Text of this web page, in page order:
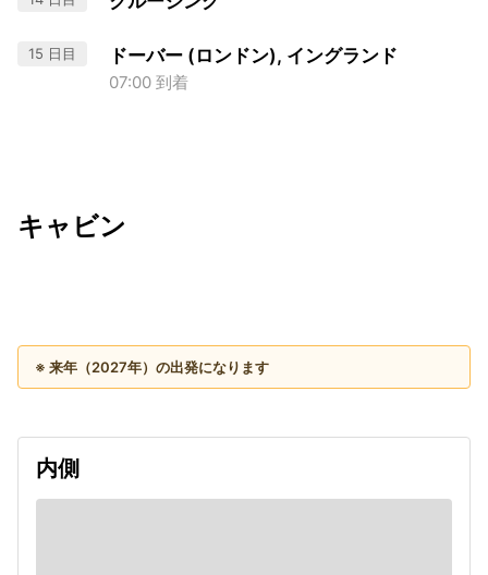
15 日目 ドーバー (ロンドン), イングランド
07:00 到着
キャビン
※ 来年（2027年）の出発になります
内側